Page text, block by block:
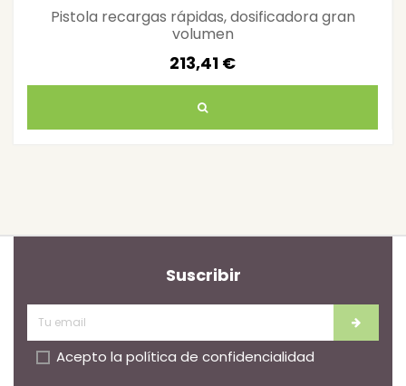
Pistola recargas rápidas, dosificadora gran
volumen
213,41 €
Suscribir
Acepto la política de confidencialidad